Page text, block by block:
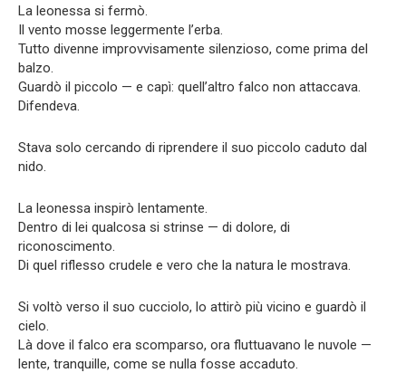
La leonessa si fermò.
Il vento mosse leggermente l’erba.
Tutto divenne improvvisamente silenzioso, come prima del
balzo.
Guardò il piccolo — e capì: quell’altro falco non attaccava.
Difendeva.
Stava solo cercando di riprendere il suo piccolo caduto dal
nido.
La leonessa inspirò lentamente.
Dentro di lei qualcosa si strinse — di dolore, di
riconoscimento.
Di quel riflesso crudele e vero che la natura le mostrava.
Si voltò verso il suo cucciolo, lo attirò più vicino e guardò il
cielo.
Là dove il falco era scomparso, ora fluttuavano le nuvole —
lente, tranquille, come se nulla fosse accaduto.